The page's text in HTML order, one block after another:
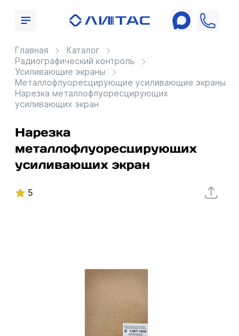
Главная
Каталог
Радиографический контроль
Усиливающие экраны
Металлофлуоресцирующие усиливающие экраны
Нарезка металлофлуоресцирующих
усиливающих экран
Нарезка
металлофлуоресцирующих
усиливающих экран
5